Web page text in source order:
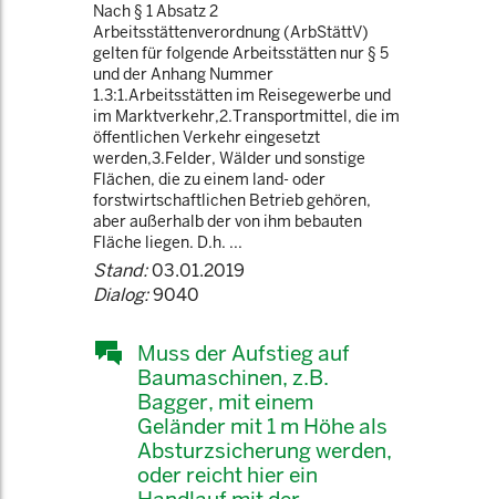
Nach § 1 Absatz 2
Arbeitsstättenverordnung (ArbStättV)
gelten für folgende Arbeitsstätten nur § 5
und der Anhang Nummer
1.3:1.Arbeitsstätten im Reisegewerbe und
im Marktverkehr,2.Transportmittel, die im
öffentlichen Verkehr eingesetzt
werden,3.Felder, Wälder und sonstige
Flächen, die zu einem land- oder
forstwirtschaftlichen Betrieb gehören,
aber außerhalb der von ihm bebauten
Fläche liegen. D.h. ...
Stand:03.01.2019
Dialog:9040
Muss der Aufstieg auf
Baumaschinen, z.B.
Bagger, mit einem
Geländer mit 1 m Höhe als
Absturzsicherung werden,
oder reicht hier ein